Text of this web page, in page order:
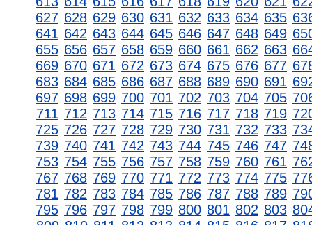
627 628 629 630 631 632 633 634 635
641 642 643 644 645 646 647 648 649
655 656 657 658 659 660 661 662 663
669 670 671 672 673 674 675 676 677
683 684 685 686 687 688 689 690 691
697 698 699 700 701 702 703 704 705
711 712 713 714 715 716 717 718 719
725 726 727 728 729 730 731 732 733
739 740 741 742 743 744 745 746 747
753 754 755 756 757 758 759 760 761
767 768 769 770 771 772 773 774 775
781 782 783 784 785 786 787 788 789
795 796 797 798 799 800 801 802 803